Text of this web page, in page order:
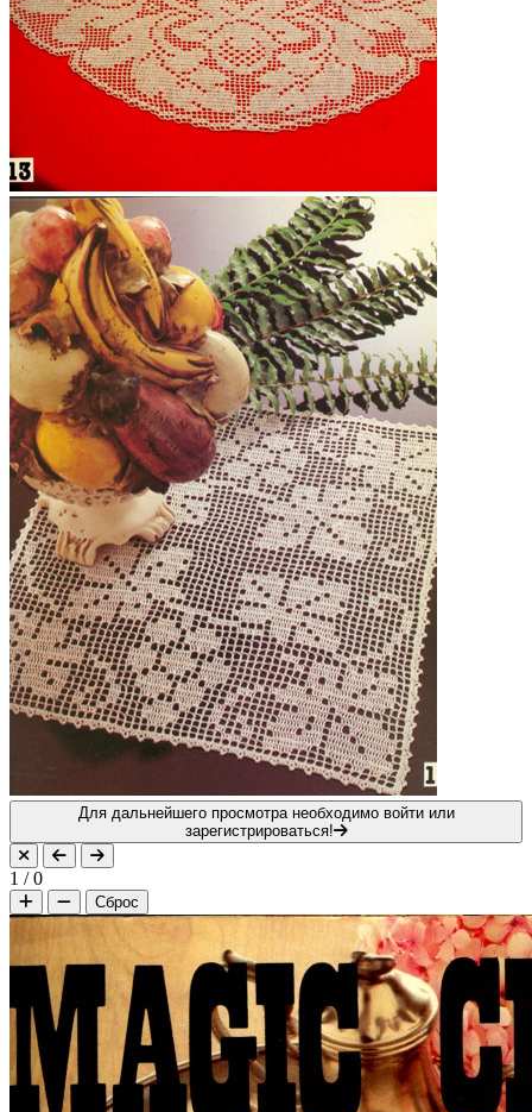
Для дальнейшего просмотра необходимо войти или
зарегистрироваться!
1 /0
Сброс